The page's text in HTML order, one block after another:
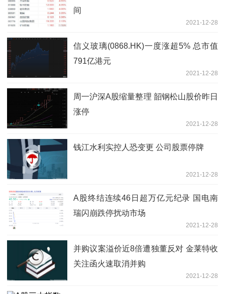
间
2021-12-28
信义玻璃(0868.HK)一度涨超5% 总市值
791亿港元
2021-12-28
周一沪深A股缩量整理 韶钢松山股价昨日
涨停
2021-12-28
钱江水利实控人恐变更 公司股票停牌
2021-12-28
A股终结连续46日超万亿元纪录 国电南
瑞闪崩跌停扰动市场
2021-12-28
并购议案溢价近8倍遭独董反对 金莱特收
关注函火速取消并购
2021-12-28